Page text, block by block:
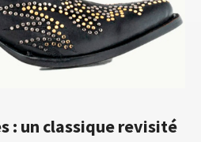
: un classique revisité